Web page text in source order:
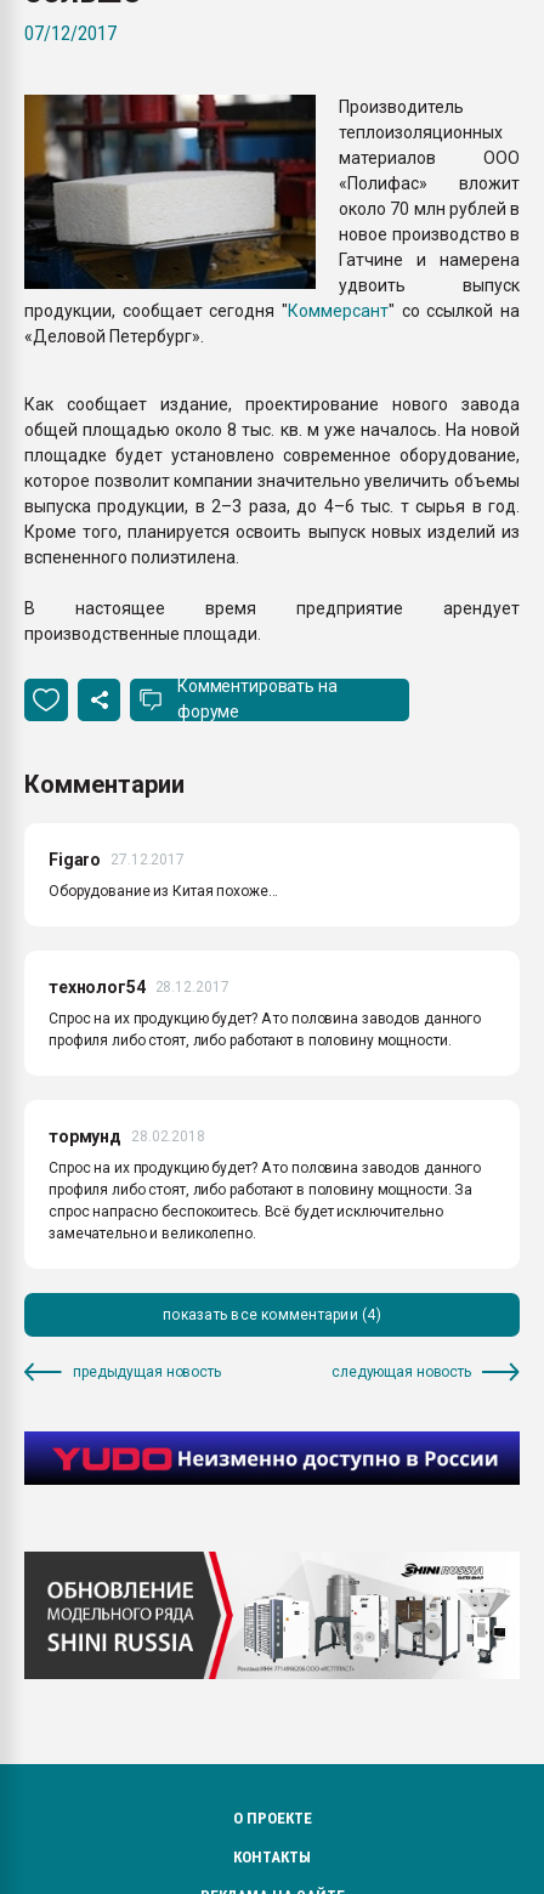
ПЕРЕЙТИ НА
07/12/2017
Производитель
теплоизоляционных
материалов ООО
«Полифас» вложит
около 70 млн рублей в
новое производство в
Гатчине и намерена
удвоить выпуск
продукции, сообщает сегодня "Коммерсант" со ссылкой на
«Деловой Петербург».
Как сообщает издание, проектирование нового завода
общей площадью около 8 тыс. кв. м уже началось. На новой
площадке будет установлено современное оборудование,
которое позволит компании значительно увеличить объемы
выпуска продукции, в 2–3 раза, до 4–6 тыс. т сырья в год.
Кроме того, планируется освоить выпуск новых изделий из
вспененного полиэтилена.
В настоящее время предприятие арендует
производственные площади.
Комментировать на
форуме
Комментарии
Figaro
27.12.2017
Оборудование из Китая похоже...
технолог54
28.12.2017
Спрос на их продукцию будет? А то половина заводов данного
профиля либо стоят, либо работают в половину мощности.
тормунд
28.02.2018
Спрос на их продукцию будет? А то половина заводов данного
профиля либо стоят, либо работают в половину мощности. За
спрос напрасно беспокоитесь. Всё будет исключительно
замечательно и великолепно.
показать все комментарии (4)
предыдущая новость следующая новость
О ПРОЕКТЕ
КОНТАКТЫ